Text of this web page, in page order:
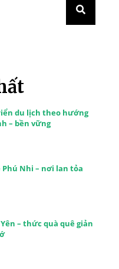
du lịch theo hướng
– bền vững
Nhi – nơi lan tỏa
– thức quà quê giản